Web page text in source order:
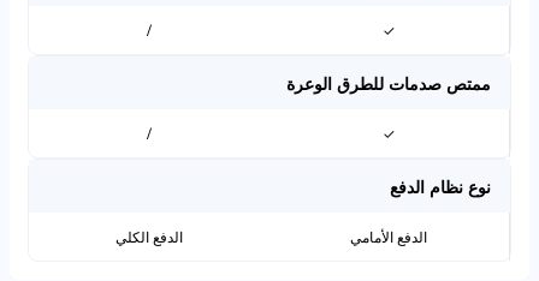
✓
/
ممتص صدمات للطرق الوعرة
✓
/
نوع نظام الدفع
الدفع الأمامي الدفع الكلي